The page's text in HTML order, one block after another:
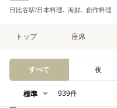
日比谷駅/日本料理､ 海鮮､ 創作料理
トップ 座席
すべて 夜
939件